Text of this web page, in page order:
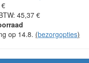
45,37 €
op 14.8. (bezorgopties)